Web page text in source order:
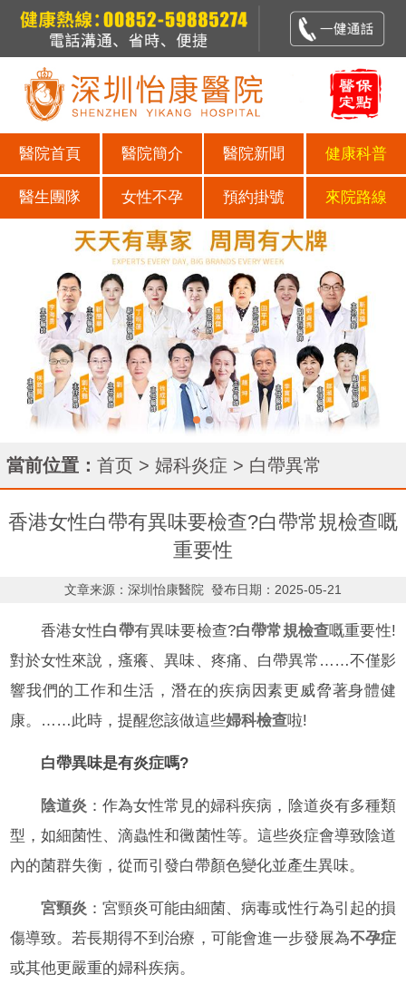
醫院首頁 醫院簡介 醫院新聞 健康科普
醫生團隊 女性不孕 預約掛號 來院路線
當前位置： 首页 > 婦科炎症 > 白帶異常
香港女性白帶有異味要檢查?白帶常規檢查嘅
重要性
文章来源：深圳怡康醫院 發布日期：2025-05-21
香港女性白帶有異味要檢查?白帶常規檢查嘅重要性!
對於女性來說，瘙癢、異味、疼痛、白帶異常……不僅影
響我們的工作和生活，潛在的疾病因素更威脅著身體健
康。……此時，提醒您該做這些婦科檢查啦!
白帶異味是有炎症嗎?
陰道炎 ：作為女性常見的婦科疾病，陰道炎有多種類
型，如細菌性、滴蟲性和黴菌性等。這些炎症會導致陰道
內的菌群失衡，從而引發白帶顏色變化並產生異味。
宮頸炎 ：宮頸炎可能由細菌、病毒或性行為引起的損
傷導致。若長期得不到治療，可能會進一步發展為不孕症
或其他更嚴重的婦科疾病。